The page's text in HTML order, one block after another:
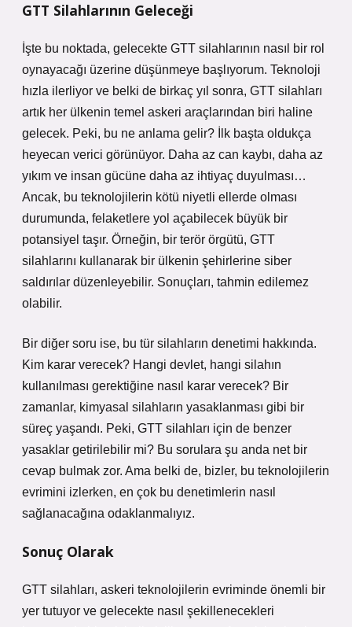
GTT Silahlarının Geleceği
İşte bu noktada, gelecekte GTT silahlarının nasıl bir rol
oynayacağı üzerine düşünmeye başlıyorum. Teknoloji
hızla ilerliyor ve belki de birkaç yıl sonra, GTT silahları
artık her ülkenin temel askeri araçlarından biri haline
gelecek. Peki, bu ne anlama gelir? İlk başta oldukça
heyecan verici görünüyor. Daha az can kaybı, daha az
yıkım ve insan gücüne daha az ihtiyaç duyulması…
Ancak, bu teknolojilerin kötü niyetli ellerde olması
durumunda, felaketlere yol açabilecek büyük bir
potansiyel taşır. Örneğin, bir terör örgütü, GTT
silahlarını kullanarak bir ülkenin şehirlerine siber
saldırılar düzenleyebilir. Sonuçları, tahmin edilemez
olabilir.
Bir diğer soru ise, bu tür silahların denetimi hakkında.
Kim karar verecek? Hangi devlet, hangi silahın
kullanılması gerektiğine nasıl karar verecek? Bir
zamanlar, kimyasal silahların yasaklanması gibi bir
süreç yaşandı. Peki, GTT silahları için de benzer
yasaklar getirilebilir mi? Bu sorulara şu anda net bir
cevap bulmak zor. Ama belki de, bizler, bu teknolojilerin
evrimini izlerken, en çok bu denetimlerin nasıl
sağlanacağına odaklanmalıyız.
Sonuç Olarak
GTT silahları, askeri teknolojilerin evriminde önemli bir
yer tutuyor ve gelecekte nasıl şekillenecekleri